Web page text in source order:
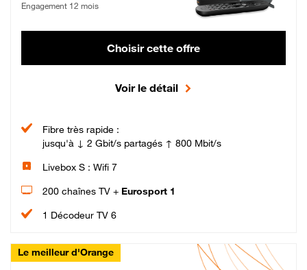
Engagement 12 mois
Choisir cette offre
Voir le détail
Fibre très rapide :
jusqu'à ↓ 2 Gbit/s partagés ↑ 800 Mbit/s
Livebox S : Wifi 7
200 chaînes TV + Eurosport 1
1 Décodeur TV 6
Le meilleur d'Orange